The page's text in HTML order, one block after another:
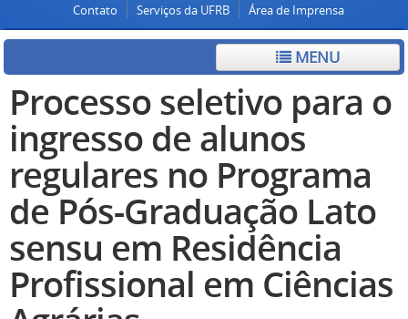
Contato Serviços da UFRB Área de Imprensa
MENU
Processo seletivo para o
ingresso de alunos
regulares no Programa
de Pós-Graduação Lato
sensu em Residência
Profissional em Ciências